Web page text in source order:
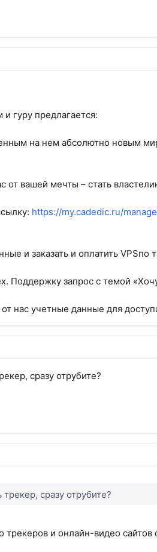
гуру предлагается:
на нем абсолютно новым
от вашей мечты – стать
https://my.cadedic.ru/
и заказать и оплатить VPSпо
Поддержку запрос с темой
нас учетные данные для
сразу отрубите?
сразу отрубите?
трекеров и онлайн-видео сайтов